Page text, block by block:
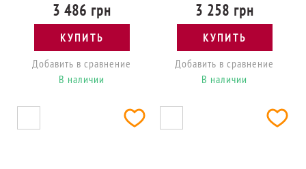
3 486 грн
КУПИТЬ
Добавить в сравнение
В наличии
3 258 грн
КУПИТЬ
Добавить в сравнение
В наличии